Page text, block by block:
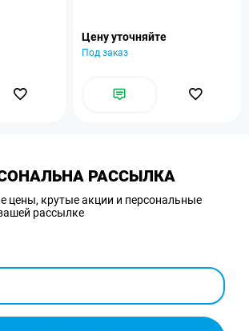
Цену уточняйте
Под заказ
РАССЫЛКА
цены, крутые акции и персональные
рассылке